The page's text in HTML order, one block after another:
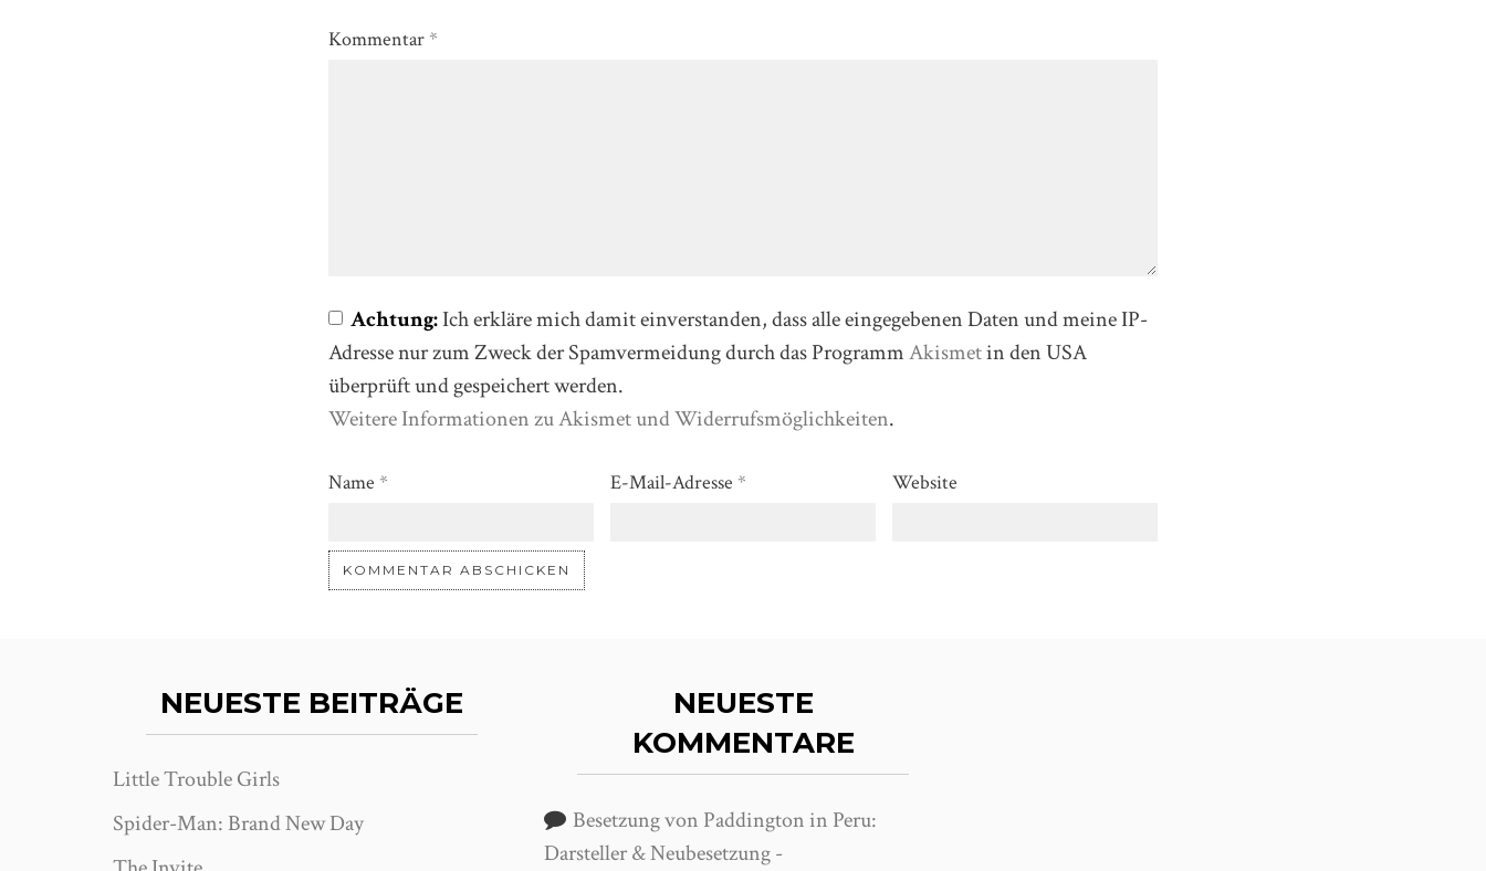
Kommentar *
Achtung:Ich erkläre mich damit einverstanden, dass alle eingegebenen Daten und meine IP-
Adresse nur zum Zweck der Spamvermeidung durch das ProgrammAkismetin den USA
überprüft und gespeichert werden.
Weitere Informationen zu Akismet und Widerrufsmöglichkeiten.
Name * E-Mail-Adresse * Website
NEUESTE BEITRÄGE
Little Trouble Girls
Spider-Man: Brand New Day
NEUESTE
KOMMENTARE
Besetzung von Paddington in Peru:
Darsteller & Neubesetzung -